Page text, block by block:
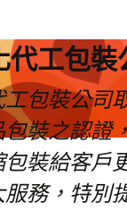
代工包裝
包裝公司
裝之認證
裝給客戶
務，特別